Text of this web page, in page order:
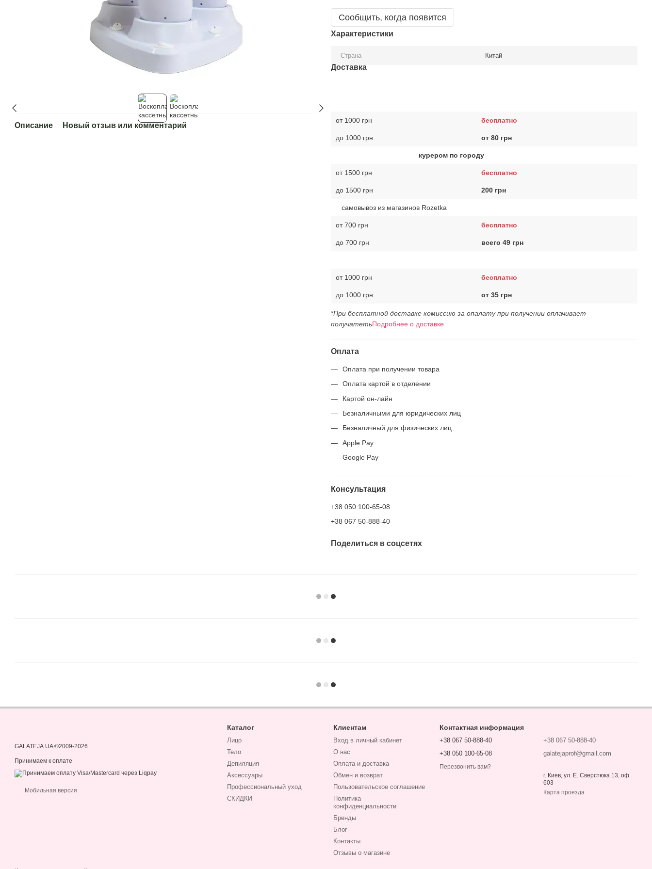
Описание Новый отзыв или комментарий
Сообщить, когда появится
Характеристики
Страна Китай
Доставка
от 1000 грн бесплатно
до 1000 грн от 80 грн
курером по городу
от 1500 грн бесплатно
до 1500 грн 200 грн
самовывоз из магазинов Rozetka
от 700 грн бесплатно
до 700 грн всего 49 грн
от 1000 грн бесплатно
до 1000 грн от 35 грн
*При бесплатной доставке комиссию за опалату при получении оплачивает
получатетьПодробнее о доставке
Оплата
Оплата при получении товара
Оплата картой в отделении
Картой он-лайн
Безналичными для юридических лиц
Безналичный для физических лиц
Apple Pay
Google Pay
Консультация
+38 050 100-65-08
+38 067 50-888-40
Поделиться в соцсетях
GALATEJA.UA ©2009-2026
Принимаем к оплате
Мобильная версия
Каталог
Лицо
Тело
Депиляция
Аксессуары
Профессиональный уход
СКИДКИ
Клиентам
Вход в личный кабинет
О нас
Оплата и доставка
Обмен и возврат
Пользовательское соглашение
Политика
конфиденциальности
Бренды
Блог
Контакты
Отзывы о магазине
Контактная информация
+38 067 50-888-40
+38 050 100-65-08
Перезвонить вам?
+38 067 50-888-40
galatejaprof@gmail.com
г. Киев, ул. Е. Сверстюка 13, оф.
603
Карта проезда